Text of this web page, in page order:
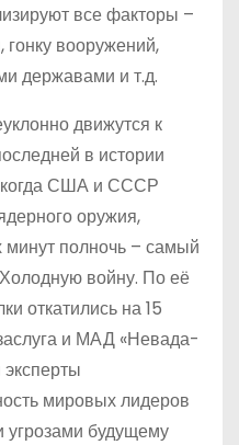
все факторы –
гонку вооружений,
державами и т.д.
движутся к
в истории
когда США и СССР
оружия,
минут полночь – самый
войну. По её
откатились на 15
и МАД «Невада-
мировых лидеров
угрозами будущему